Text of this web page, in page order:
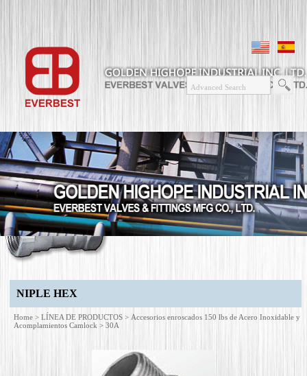
NIPLE HEX
Home > LÍNEA DE PRODUCTOS > Accesorios enroscados 150 lbs de Acero Inoxidable y
Acomplamientos Camlock > 30A